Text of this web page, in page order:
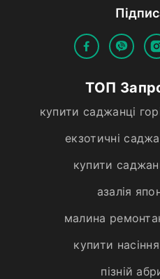
ТОП
купити саджанці
екзотичні
купити
азалія
малина
купити
пізній